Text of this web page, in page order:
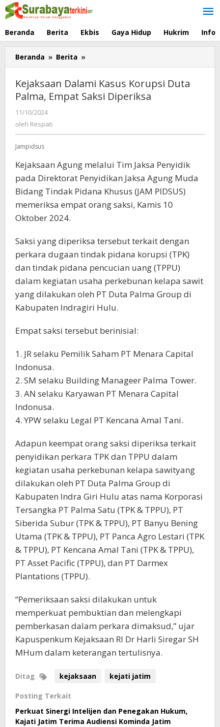
Lewati
ke
Beranda Berita Ekbis Gaya Hidup Hukrim Info
Beranda » Berita »
Dalami
Korupsi
Duta
Kejaksaan Dalami Kasus Korupsi Duta
Palma, Empat Saksi Diperiksa
11/10/2024
oleh Respati
Jampidsus
Kejaksaan Agung melalui Tim Jaksa Penyidik
pada Direktorat Penyidikan Jaksa Agung Muda
Bidang Tindak Pidana Khusus (JAM PIDSUS)
memeriksa empat orang saksi, Kamis 10
Oktober 2024.
Saksi yang diperiksa tersebut terkait dengan
perkara dugaan tindak pidana korupsi (TPK)
dan tindak pidana pencucian uang (TPPU)
dalam kegiatan usaha perkebunan kelapa sawit
yang dilakukan oleh PT Duta Palma Group di
Kabupaten Indragiri Hulu.
Empat saksi tersebut berinisial:
1. JR selaku Pemilik Saham PT Menara Capital
Indonusa.
2. SM selaku Building Manageer Palma Tower.
3. AN selaku Karyawan PT Menara Capital
Indonusa.
4. YPW selaku Legal PT Kencana Amal Tani.
Adapun keempat orang saksi diperiksa terkait
penyidikan perkara TPK dan TPPU dalam
kegiatan usaha perkebunan kelapa sawityang
dilakukan oleh PT Duta Palma Group di
Kabupaten Indra Giri Hulu atas nama Korporasi
Tersangka PT Palma Satu (TPK & TPPU), PT
Siberida Subur (TPK & TPPU), PT Banyu Bening
Utama (TPK & TPPU), PT Panca Agro Lestari (TPK
& TPPU), PT Kencana Amal Tani (TPK & TPPU),
PT Asset Pacific (TPPU), dan PT Darmex
Plantations (TPPU).
“Pemeriksaan saksi dilakukan untuk
memperkuat pembuktian dan melengkapi
pemberkasan dalam perkara dimaksud,” ujar
Kapuspenkum Kejaksaan RI Dr Harli Siregar SH
MHum dalam keterangan tertulisnya.
Ditag kejaksaan kejati jatim
Posting Terkait
Perkuat Sinergi Intelijen dan Penegakan Hukum,
Kajati Jatim Terima Audiensi Kominda Jatim